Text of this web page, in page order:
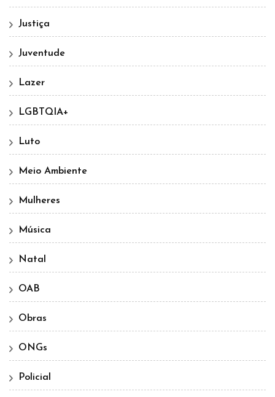
Justiça
Juventude
Lazer
LGBTQIA+
Luto
Meio Ambiente
Mulheres
Música
Natal
OAB
Obras
ONGs
Policial